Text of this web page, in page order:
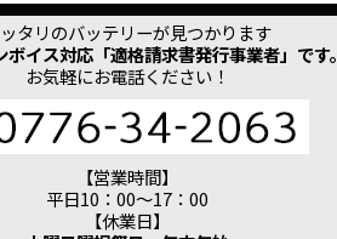
タリのバッテリーが見つかります
イス対応「適格請求書発行事業者」です。
お気軽にお電話ください！
【営業時間】
平日10：00～17：00
【休業日】